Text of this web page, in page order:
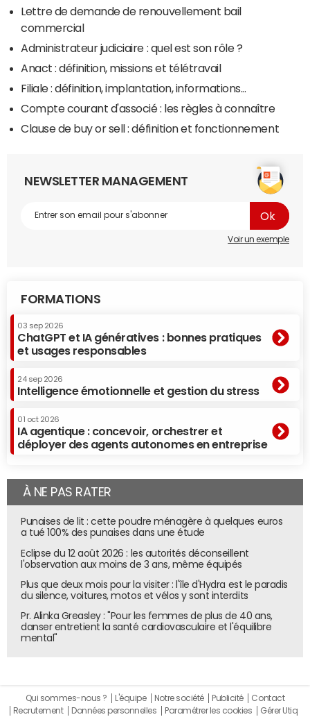
Lettre de demande de renouvellement bail
commercial
Administrateur judiciaire : quel est son rôle ?
Anact : définition, missions et télétravail
Filiale : définition, implantation, informations...
Compte courant d'associé : les règles à connaître
Clause de buy or sell : définition et fonctionnement
NEWSLETTER MANAGEMENT
Voir un exemple
FORMATIONS
03 sep 2026
ChatGPT et IA génératives : bonnes pratiques
et usages responsables
24 sep 2026
Intelligence émotionnelle et gestion du stress
01 oct 2026
IA agentique : concevoir, orchestrer et
déployer des agents autonomes en entreprise
À NE PAS RATER
Punaises de lit : cette poudre ménagère à quelques euros
a tué 100% des punaises dans une étude
Eclipse du 12 août 2026 : les autorités déconseillent
l'observation aux moins de 3 ans, même équipés
Plus que deux mois pour la visiter : l'île d'Hydra est le paradis
du silence, voitures, motos et vélos y sont interdits
Pr. Alinka Greasley : "Pour les femmes de plus de 40 ans,
danser entretient la santé cardiovasculaire et l'équilibre
mental"
Qui sommes-nous ? L'équipe Notre société Publicité
Contact
Recrutement
Données personnelles Paramétrer les cookies Gérer Utiq